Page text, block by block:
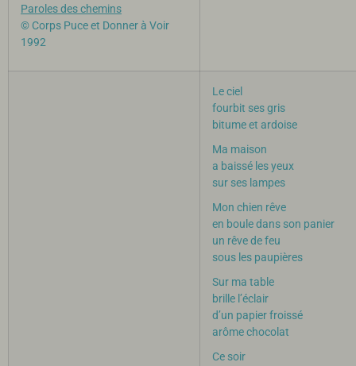
Paroles des chemins
© Corps Puce et Donner à Voir
1992
Le ciel
fourbit ses gris
bitume et ardoise
Ma maison
a baissé les yeux
sur ses lampes
Mon chien rêve
en boule dans son panier
un rêve de feu
sous les paupières
Sur ma table
brille l’éclair
d’un papier froissé
arôme chocolat
Ce soir